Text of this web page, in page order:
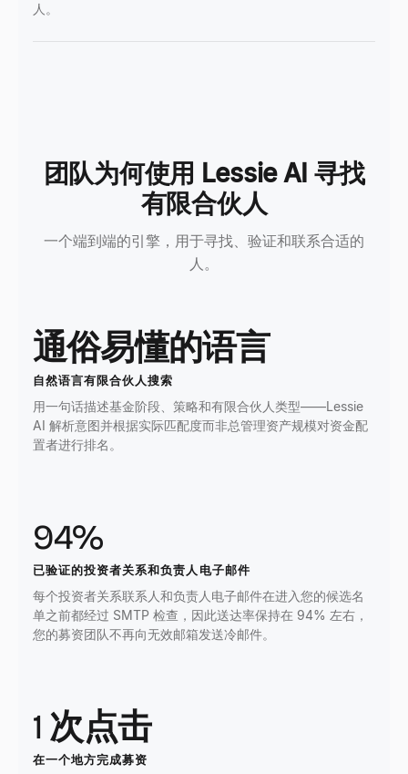
人。
团队为何使用 Lessie AI 寻找
有限合伙人
一个端到端的引擎，用于寻找、验证和联系合适的
人。
通俗易懂的语言
自然语言有限合伙人搜索
用一句话描述基金阶段、策略和有限合伙人类型——Lessie
AI 解析意图并根据实际匹配度而非总管理资产规模对资金配
置者进行排名。
94%
已验证的投资者关系和负责人电子邮件
每个投资者关系联系人和负责人电子邮件在进入您的候选名
单之前都经过 SMTP 检查，因此送达率保持在 94% 左右，
您的募资团队不再向无效邮箱发送冷邮件。
1 次点击
在一个地方完成募资